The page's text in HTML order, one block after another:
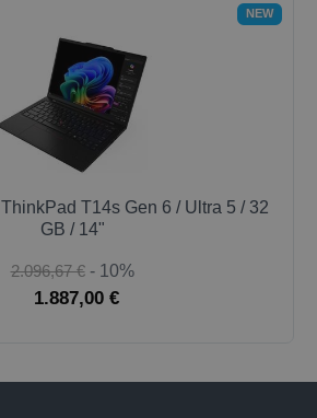
NEW
ThinkPad T14s Gen 6 / Ultra 5 / 32
GB / 14"
2.096,67 € - 10%
1.887,00 €